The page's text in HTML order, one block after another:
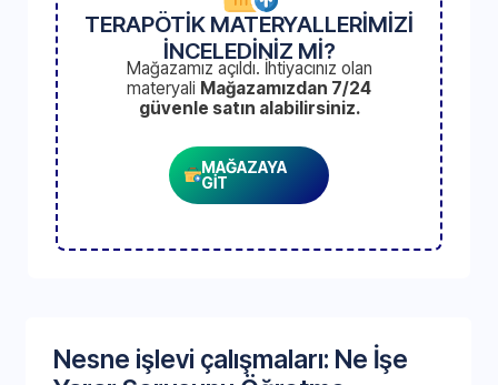
TERAPÖTİK MATERYALLERİMİZİ
İNCELEDİNİZ Mİ?
Mağazamız açıldı. İhtiyacınız olan
materyali Mağazamızdan 7/24
güvenle satın alabilirsiniz.
MAĞAZAYA
GİT
Nesne işlevi çalışmaları: Ne İşe